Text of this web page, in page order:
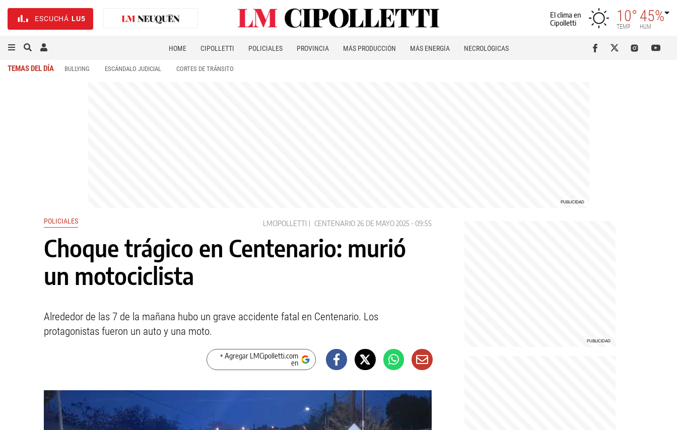
ESCUCHÁ LU5
El clima en
Cipolletti
10°
TEMP
45%
HUM
HOME CIPOLLETTI POLICIALES PROVINCIA MÁS PRODUCCIÓN MÁS ENERGÍA NECROLÓGICAS
TEMAS DEL DÍA BULLYING ESCÁNDALO JUDICIAL CORTES DE TRÁNSITO
POLICIALES LMCIPOLLETTI CENTENARIO 26 DE MAYO 2025 - 09:55
Choque trágico en Centenario: murió
un motociclista
Alrededor de las 7 de la mañana hubo un grave accidente fatal en Centenario. Los
protagonistas fueron un auto y una moto.
+ Agregar LMCipolletti.com
en